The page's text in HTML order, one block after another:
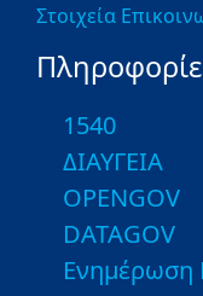
Στοιχεία
1540
ΔΙΑΥΓΕΙΑ
OPENGOV
DATAGOV
Ενημέρωση